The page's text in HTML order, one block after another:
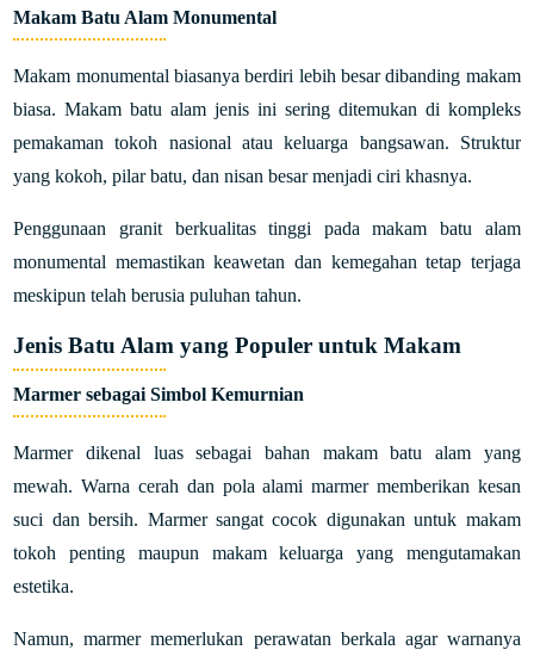
Makam Batu Alam Monumental
Makam monumental biasanya berdiri lebih besar dibanding makam
biasa. Makam batu alam jenis ini sering ditemukan di kompleks
pemakaman tokoh nasional atau keluarga bangsawan. Struktur
yang kokoh, pilar batu, dan nisan besar menjadi ciri khasnya.
Penggunaan granit berkualitas tinggi pada makam batu alam
monumental memastikan keawetan dan kemegahan tetap terjaga
meskipun telah berusia puluhan tahun.
Jenis Batu Alam yang Populer untuk Makam
Marmer sebagai Simbol Kemurnian
Marmer dikenal luas sebagai bahan makam batu alam yang
mewah. Warna cerah dan pola alami marmer memberikan kesan
suci dan bersih. Marmer sangat cocok digunakan untuk makam
tokoh penting maupun makam keluarga yang mengutamakan
estetika.
Namun, marmer memerlukan perawatan berkala agar warnanya